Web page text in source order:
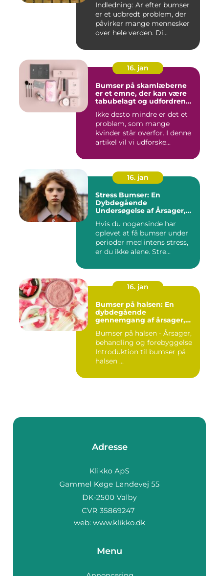
Indledning: Ar efter bumser
er et udbredt problem, der
påvirker mange mennesker
over hele verden. Di...
16. jan
Bumser på skamlæberne
er et emne, der kan være
tabubelagt og udfordrende
Ikke desto mindre er det et
problem, som mange
kvinder står overfor. I denne
artikel vil vi udforske...
16. jan
Stress Bumser: En
Dybdegående
Undersøgelse af Årsager,
Hvis du nogensinde har
oplevet at få bumser under
perioder med intens stress,
er du ikke alene. Stre...
16. jan
Bumser på halsen: En
dybdegående
gennemgang af årsager,
forebyggelse
Bumser på halsen - Årsager,
behandling og forebyggelse
Introduktion til bumser på
halsen ...
Adresse
web: www.klikko.dk
Menu